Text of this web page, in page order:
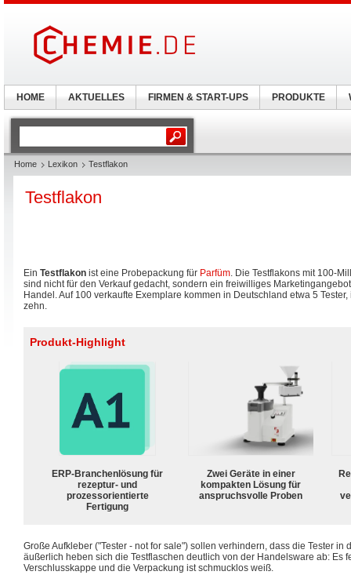
Home Lexikon Testflakon
Testflakon
Ein Testflakon ist eine Probepackung für Parfüm. Die Testflakons mit 100-
sind nicht für den Verkauf gedacht, sondern ein freiwilliges
Handel. Auf 100 verkaufte Exemplare kommen in Deutschland etwa 5
zehn.
Produkt-Highlight
ERP-Branchenlösung für
rezeptur- und
prozessorientierte
Fertigung
Zwei Geräte in einer
kompakten Lösung für
anspruchsvolle Proben
Große Aufkleber ("Tester - not for sale") sollen verhindern, dass die Tester in
äußerlich heben sich die Testflaschen deutlich von der Handelsware ab: Es
Verschlusskappe und die Verpackung ist schmucklos weiß.
HOME AKTUELLES FIRMEN & START-UPS PRODUKTE